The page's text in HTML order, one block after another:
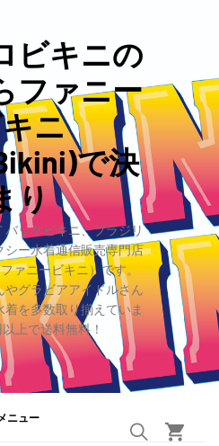
ビキニの
ファニー
ニ
で決
り
ックビキニ、ブラジリ
シー水着通信販売専門店
ァニービキニ）です。
やグラビアアイドルさん
を多数取り揃えていま
上で送料無料！
ニュー